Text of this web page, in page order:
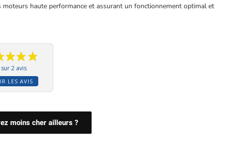
haute performance et assurant un fonctionnement optimal et
2 avis
LES AVIS
moins cher ailleurs ?